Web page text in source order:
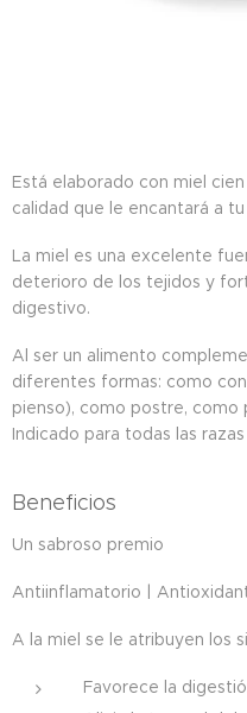
Está elaborado con miel
calidad que le encantará a
La miel es una excelente
deterioro de los tejidos y
digestivo.
Al ser un alimento
diferentes formas: como
pienso), como postre,
Indicado para todas las
Beneficios
Un sabroso premio
Antiinflamatorio |
A la miel se le atribuyen los
Favorece la